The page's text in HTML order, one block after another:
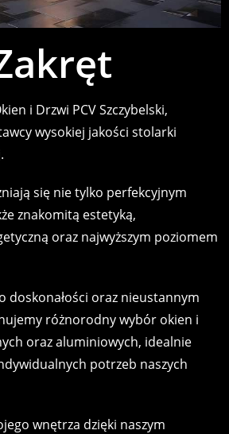
i Drzwi PCV Szczybelski,
wysokiej jakości stolarki
się nie tylko perfekcyjnym
znakomitą estetyką,
oraz najwyższym poziomem
doskonałości oraz nieustannym
różnorodny wybór okien i
oraz aluminiowych, idealnie
potrzeb naszych
wnętrza dzięki naszym